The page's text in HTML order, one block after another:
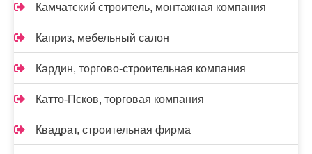
Камчатский строитель, монтажная компания
Каприз, мебельный салон
Кардин, торгово-строительная компания
Катто-Псков, торговая компания
Квадрат, строительная фирма